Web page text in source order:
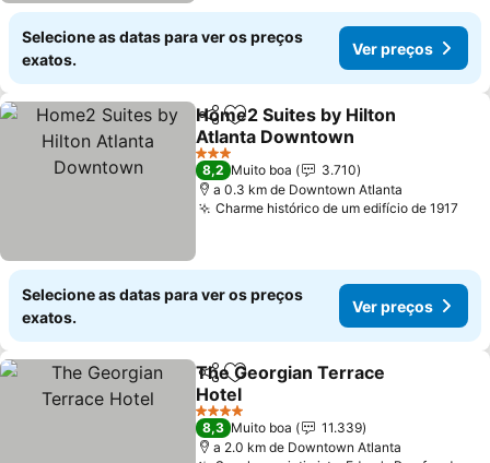
Selecione as datas para ver os preços
exatos.
Ver preços
PartilharAdicionar aos favoritos
Home2 Suites by Hilton
Atlanta Downtown
Ver preços
3 Estrelas
8,2 Muito boa
3.710
a 0.3 km de Downtown Atlanta
Charme histórico de um edifício de 1917
Selecione as datas para ver os preços
exatos.
Ver preços
PartilharAdicionar aos favoritos
The Georgian Terrace
Hotel
Ver preços
4 Estrelas
8,3 Muito boa
11.339
a 2.0 km de Downtown Atlanta